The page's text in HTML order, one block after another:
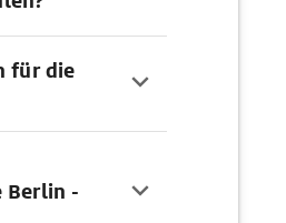
für die
Berlin -